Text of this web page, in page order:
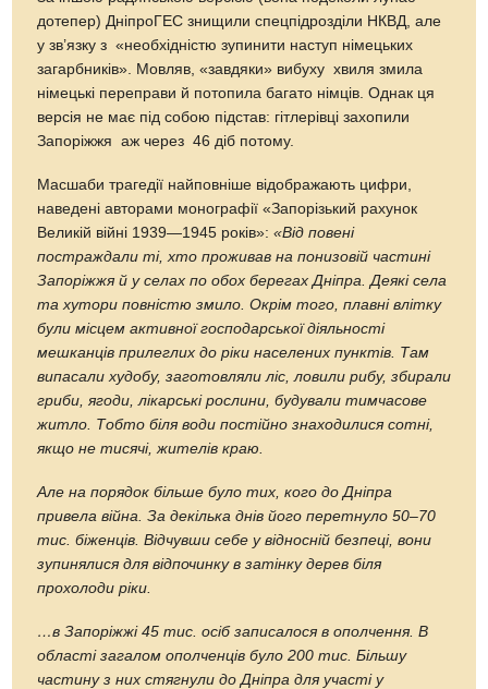
дотепер) ДніпроГЕС знищили спецпідрозділи НКВД, але
у зв’язку з «необхідністю зупинити наступ німецьких
загарбників». Мовляв, «завдяки» вибуху хвиля змила
німецькі переправи й потопила багато німців. Однак ця
версія не має під собою підстав: гітлерівці захопили
Запоріжжя аж через 46 діб потому.
Масшаби трагедії найповніше відображають цифри,
наведені авторами монографії «Запорізький рахунок
Великій війні 1939—1945 років»:«Від повені
постраждали ті, хто проживав на понизовій частині
Запоріжжя й у селах по обох берегах Дніпра. Деякі села
та хутори повністю змило. Окрім того, плавні влітку
були місцем активної господарської діяльності
мешканців прилеглих до ріки населених пунктів. Там
випасали худобу, заготовляли ліс, ловили рибу, збирали
гриби, ягоди, лікарські рослини, будували тимчасове
житло. Тобто біля води постійно знаходилися сотні,
якщо не тисячі, жителів краю.
Але на порядок більше було тих, кого до Дніпра
привела війна. За декілька днів його перетнуло 50–70
тис. біженців. Відчувши себе у відносній безпеці, вони
зупинялися для відпочинку в затінку дерев біля
прохолоди ріки.
…в Запоріжжі 45 тис. осіб записалося в ополчення. В
області загалом ополченців було 200 тис. Більшу
частину з них стягнули до Дніпра для участі у